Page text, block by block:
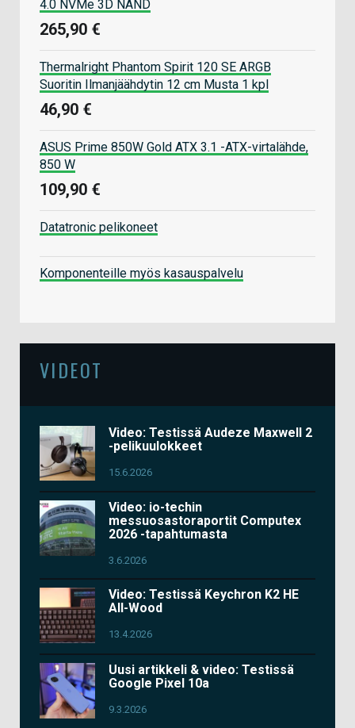
4.0 NVMe 3D NAND
265,90 €
Thermalright Phantom Spirit 120 SE ARGB
Suoritin Ilmanjäähdytin 12 cm Musta 1 kpl
46,90 €
ASUS Prime 850W Gold ATX 3.1 -ATX-virtalähde,
850 W
109,90 €
Datatronic pelikoneet
Komponenteille myös kasauspalvelu
VIDEOT
Video: Testissä Audeze Maxwell 2
-pelikuulokkeet
15.6.2026
Video: io-techin
messuosastoraportit Computex
2026 -tapahtumasta
3.6.2026
Video: Testissä Keychron K2 HE
All-Wood
13.4.2026
Uusi artikkeli & video: Testissä
Google Pixel 10a
9.3.2026